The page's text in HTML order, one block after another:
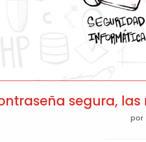
segura,
por